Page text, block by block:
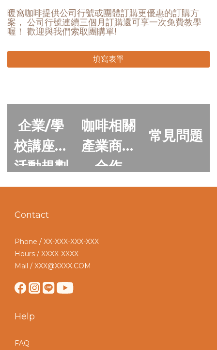
暖窩咖啡提供公司行號或團體訂購更優惠的訂購方
案， 公司行號連續三個月訂購還可享一次免費教學
喔！ 歡迎與我們索取團購單!
填寫表單
企業/學
校講座與
活動規劃
咖啡相關
產業商業
合作
常見問題
Contact
Phone / XX-XXX-XXX-XXX
Hours / XXXX-XXXX
Mail / XXX@XXXX.COM
Help
FAQ